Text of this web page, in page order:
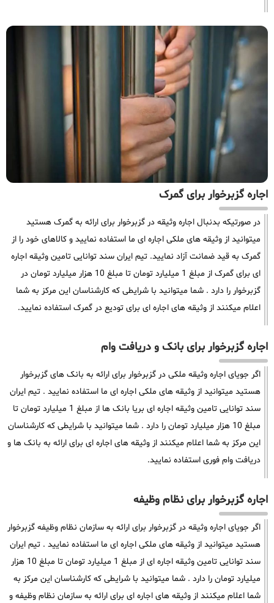
اجاره گزبرخوار برای گمرک
در صورتیکه بدنبال اجاره وثیقه در گزبرخوار برای ارائه به گمرک هستید
میتوانید از وثیقه های ملکی اجاره ای ما استفاده نمایید و کالاهای خود را از
گمرک به قید ضمانت آزاد نمایید. تیم ایران سند توانایی تامین وثیقه اجاره
ای برای گمرک از مبلغ 1 میلیارد تومان تا مبلغ 10 هزار میلیارد تومان در
گزبرخوار را دارد . شما میتوانید با شرایطی که کارشناسان این مرکز به شما
اعلام میکنند از وثیقه های اجاره ای برای تودیع در گمرک استفاده نمایید.
اجاره گزبرخوار برای بانک و دریافت وام
اگر جویای اجاره وثیقه ملکی در گزبرخوار برای ارائه به بانک های گزبرخوار
هستید میتوانید از وثیقه های ملکی اجاره ای ما استفاده نمایید . تیم ایران
سند توانایی تامین وثیقه اجاره ای بریا بانک ها از مبلغ 1 میلیارد تومان تا
مبلغ 10 هزار میلیارد تومان را دارد . شما میتوانید با شرایطی که کارشناسان
این مرکز به شما اعلام میکنند از وثیقه های اجاره ای برای ارائه به بانک ها و
دریافت وام فوری استفاده نمایید.
اجاره گزبرخوار برای نظام وظیفه
اگر جویای اجاره وثیقه در گزبرخوار برای ارائه به سازمان نظام وظیفه گزبرخوار
هستید میتوانید از وثیقه های ملکی اجاره ای ما استفاده نمایید . تیم ایران
سند توانایی تامین وثیقه اجاره ای از مبلغ 1 میلیارد تومان تا مبلغ 10 هزار
میلیارد تومان را دارد . شما میتوانید با شرایطی که کارشناسان این مرکز به
شما اعلام میکنند از وثیقه های اجاره ای برای ارائه به سازمان نظام وظیفه و